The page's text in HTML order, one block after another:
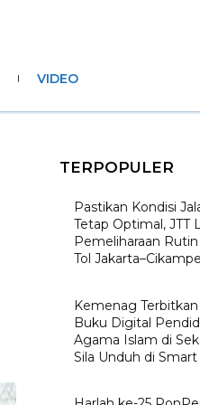
VIDEO
TERPOPULER
Pastikan Kondisi
Tetap Optimal, JTT
Pemeliharaan Rutin
Tol
Kemenag
Buku Digital
Agama Islam di
Sila Unduh di Smart